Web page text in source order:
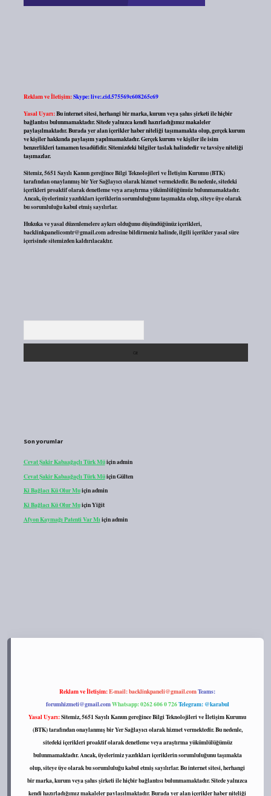
Reklam ve İletişim:Skype: live:.cid.575569c608265c69
Yasal Uyarı:Bu internet sitesi, herhangi bir marka, kurum veya şahıs şirketi ile hiçbir
bağlantısı bulunmamaktadır. Sitede yalnızca kendi hazırladığımız makaleler
paylaşılmaktadır. Burada yer alan içerikler haber niteliği taşımamakta olup, gerçek kurum
ve kişiler hakkında paylaşım yapılmamaktadır. Gerçek kurum ve kişiler ile isim
benzerlikleri tamamen tesadüfidir. Sitemizdeki bilgiler taslak halindedir ve tavsiye niteliği
taşımazlar.
Sitemiz, 5651 Sayılı Kanun gereğince Bilgi Teknolojileri ve İletişim Kurumu (BTK)
tarafından onaylanmış bir Yer Sağlayıcı olarak hizmet vermektedir. Bu nedenle, sitedeki
içerikleri proaktif olarak denetleme veya araştırma yükümlülüğümüz bulunmamaktadır.
Ancak, üyelerimiz yazdıkları içeriklerin sorumluluğunu taşımakta olup, siteye üye olarak
bu sorumluluğu kabul etmiş sayılırlar.
Hukuka ve yasal düzenlemelere aykırı olduğunu düşündüğünüz içerikleri,
backlinkpanelicomtr@gmail.comadresine bildirmeniz halinde, ilgili içerikler yasal süre
içerisinde sitemizden kaldırılacaktır.
Son yorumlar
Cevat Şakir Kabaağaçlı Türk Müiçinadmin
Cevat Şakir Kabaağaçlı Türk MüiçinGülten
Ki Bağlacı Kü Olur Muiçinadmin
Ki Bağlacı Kü Olur MuiçinYiğit
Afyon Kaymağı Patenti Var Mı içinadmin
Reklam ve İletişim:E-mail:backlinkpaneli@gmail.comTeams:
forumhizmeti@gmail.comWhatsapp: 0262 606 0 726Telegram: @karabul
Yasal Uyarı:Sitemiz, 5651 Sayılı Kanun gereğince Bilgi Teknolojileri ve İletişim Kurumu
(BTK) tarafından onaylanmış bir Yer Sağlayıcı olarak hizmet vermektedir. Bu nedenle,
sitedeki içerikleri proaktif olarak denetleme veya araştırma yükümlülüğümüz
bulunmamaktadır. Ancak, üyelerimiz yazdıkları içeriklerin sorumluluğunu taşımakta
olup, siteye üye olarak bu sorumluluğu kabul etmiş sayılırlar. Bu internet sitesi, herhangi
bir marka, kurum veya şahıs şirketi ile hiçbir bağlantısı bulunmamaktadır. Sitede yalnızca
kendi hazırladığımız makaleler paylaşılmaktadır. Burada yer alan içerikler haber niteliği